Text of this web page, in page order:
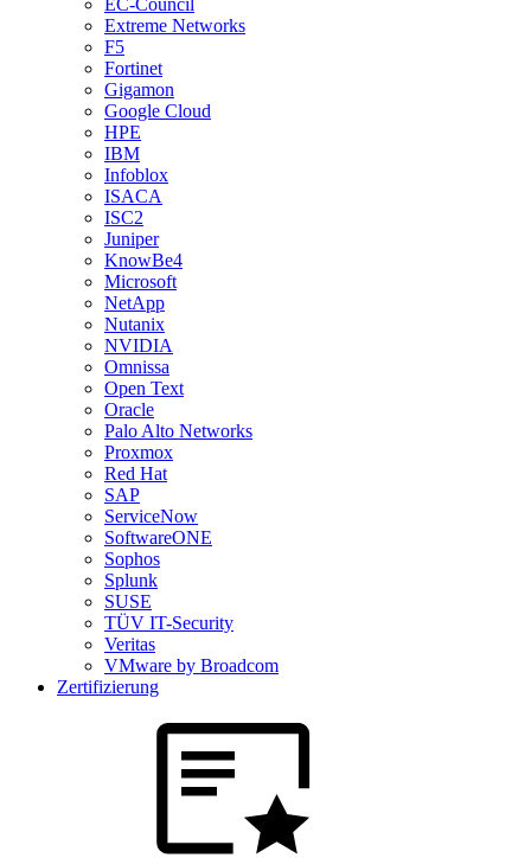
EC-Council
Extreme Networks
F5
Fortinet
Gigamon
Google Cloud
HPE
IBM
Infoblox
ISACA
ISC2
Juniper
KnowBe4
Microsoft
NetApp
Nutanix
NVIDIA
Omnissa
Open Text
Oracle
Palo Alto Networks
Proxmox
Red Hat
SAP
ServiceNow
SoftwareONE
Sophos
Splunk
SUSE
TÜV IT-Security
Veritas
VMware by Broadcom
Zertifizierung